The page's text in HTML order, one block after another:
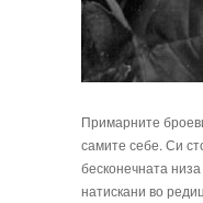
Примарните
самите себе. Си
бесконечната
натискани во